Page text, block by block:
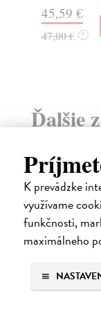
K prevádzke
využívame
funkčnosti,
maximálneho
45,59 €
47,00 € ?
Ďalšie